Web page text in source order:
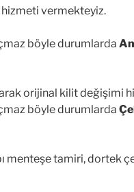
hizmeti vermekteyiz.
böyle durumlarda
orijinal kilit değişimi
böyle durumlarda
menteşe tamiri, dortek